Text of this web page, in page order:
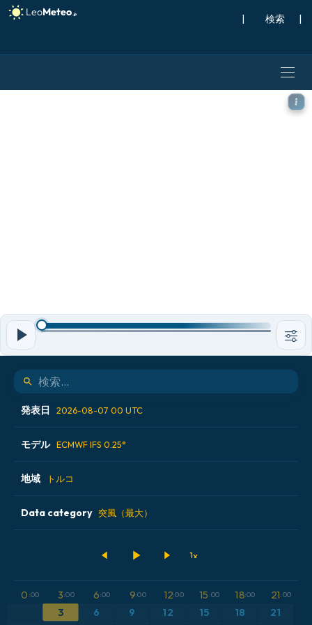
| |
ECMWF IFS 0.25° モデル -
発表日 2026-08-07 00 UTC
2026-08-05 12 UTC
2026-08-06 00 UTC
2026-08-06 12 UTC
モデル ECMWF IFS 0.25°
ALADIN CZ 2.3 km
ECMWF AIFS [AI]
ICON
地域 トルコ
アイスランド
イギリス
Data category 突風（最大）
0 :00 3:00 6:00 9:00 12:00 15 :00 18:00 21:00
3 6 9 12 15 18
21